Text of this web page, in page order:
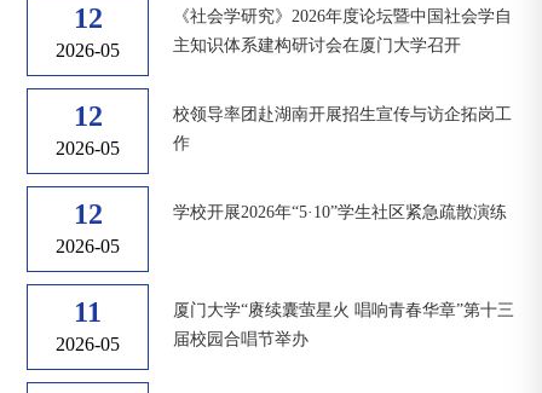
12
2026-05
《社会学研究》2026年度论坛暨中国社会学自
主知识体系建构研讨会在厦门大学召开
12
2026-05
校领导率团赴湖南开展招生宣传与访企拓岗工
作
12
2026-05
学校开展2026年“5·10”学生社区紧急疏散演练
11
2026-05
厦门大学“赓续囊萤星火 唱响青春华章”第十三
届校园合唱节举办